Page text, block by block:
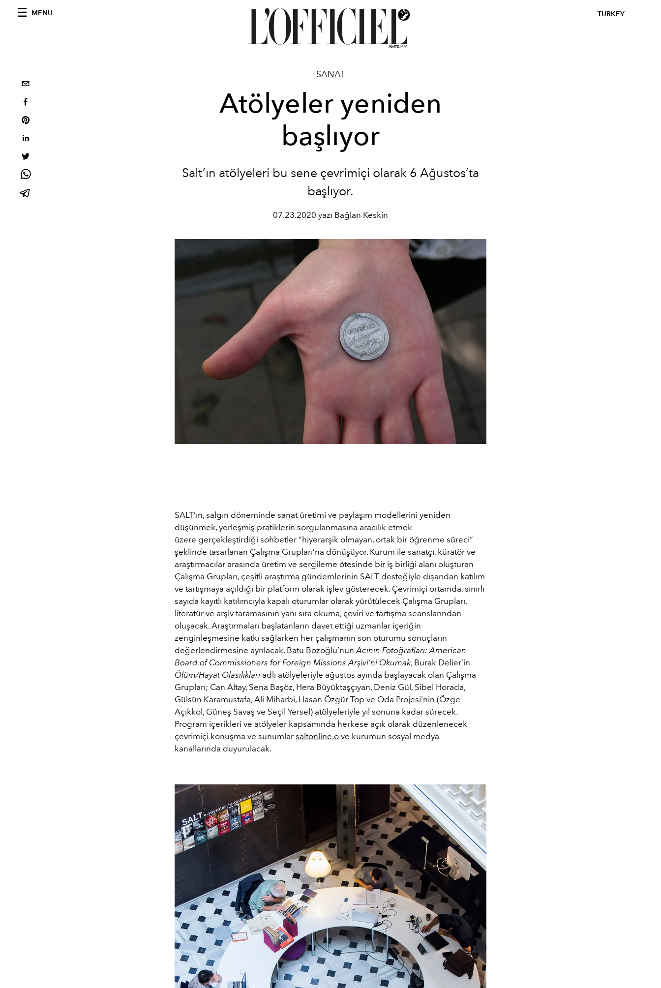
MENU TURKEY
SANAT
Atölyeler yeniden
başlıyor
Salt’ın atölyeleri bu sene çevrimiçi olarak 6 Ağustos’ta
başlıyor.
07.23.2020 yazı Bağlan Keskin
SALT’ın, salgın döneminde sanat üretimi ve paylaşım modellerini yeniden
düşünmek, yerleşmiş pratiklerin sorgulanmasına aracılık etmek
üzere gerçekleştirdiği sohbetler “hiyerarşik olmayan, ortak bir öğrenme süreci”
şeklinde tasarlanan Çalışma Grupları’na dönüşüyor. Kurum ile sanatçı, küratör ve
araştırmacılar arasında üretim ve sergileme ötesinde bir iş birliği alanı oluşturan
Çalışma Grupları, çeşitli araştırma gündemlerinin SALT desteğiyle dışarıdan katılım
ve tartışmaya açıldığı bir platform olarak işlev gösterecek. Çevrimiçi ortamda, sınırlı
sayıda kayıtlı katılımcıyla kapalı oturumlar olarak yürütülecek Çalışma Grupları,
literatür ve arşiv taramasının yanı sıra okuma, çeviri ve tartışma seanslarından
oluşacak. Araştırmaları başlatanların davet ettiği uzmanlar içeriğin
zenginleşmesine katkı sağlarken her çalışmanın son oturumu sonuçların
değerlendirmesine ayrılacak. Batu Bozoğlu’nunAcının Fotoğrafları: American
Board of Commissioners for Foreign Missions Arşivi’ni Okumak, Burak Delier’in
Ölüm/Hayat Olasılıkları adlı atölyeleriyle ağustos ayında başlayacak olan Çalışma
Grupları; Can Altay, Sena Başöz, Hera Büyüktaşçıyan, Deniz Gül, Sibel Horada,
Gülsün Karamustafa, Ali Miharbi, Hasan Özgür Top ve Oda Projesi’nin (Özge
Açıkkol, Güneş Savaş ve Seçil Yersel) atölyeleriyle yıl sonuna kadar sürecek.
Program içerikleri ve atölyeler kapsamında herkese açık olarak düzenlenecek
çevrimiçi konuşma ve sunumlar saltonline.o ve kurumun sosyal medya
kanallarında duyurulacak.